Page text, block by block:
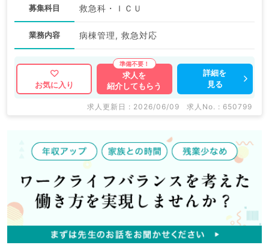
募集科目 救急科・ＩＣＵ
業務内容 病棟管理, 救急対応
お気に入り
求人を
紹介してもらう
詳細を
見る
求人更新日 : 2026/06/09 求人No. : 650799